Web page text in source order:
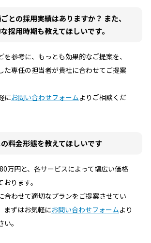
との採用実績はありますか？ また、
採用時期も教えてほしいです。
を参考に、もっとも効果的なご提案を、
た専任の担当者が貴社に合わせてご提案
にお問い合わせフォームよりご相談くだ
料金形態を教えてほしいです
万円と、各サービスによって幅広い価格
ります。
合わせて適切なプランをご提案させてい
まずはお気軽にお問い合わせフォームより
。